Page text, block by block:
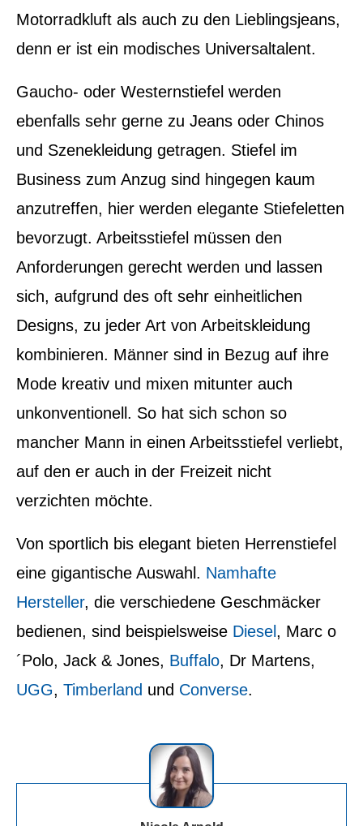
Motorradkluft als auch zu den Lieblingsjeans,
denn er ist ein modisches Universaltalent.
Gaucho- oder Westernstiefel werden
ebenfalls sehr gerne zu Jeans oder Chinos
und Szenekleidung getragen. Stiefel im
Business zum Anzug sind hingegen kaum
anzutreffen, hier werden elegante Stiefeletten
bevorzugt. Arbeitsstiefel müssen den
Anforderungen gerecht werden und lassen
sich, aufgrund des oft sehr einheitlichen
Designs, zu jeder Art von Arbeitskleidung
kombinieren. Männer sind in Bezug auf ihre
Mode kreativ und mixen mitunter auch
unkonventionell. So hat sich schon so
mancher Mann in einen Arbeitsstiefel verliebt,
auf den er auch in der Freizeit nicht
verzichten möchte.
Von sportlich bis elegant bieten Herrenstiefel
eine gigantische Auswahl. Namhafte
Hersteller, die verschiedene Geschmäcker
bedienen, sind beispielsweise Diesel , Marc o
´Polo, Jack & Jones, Buffalo, Dr Martens,
UGG, Timberland und Converse.